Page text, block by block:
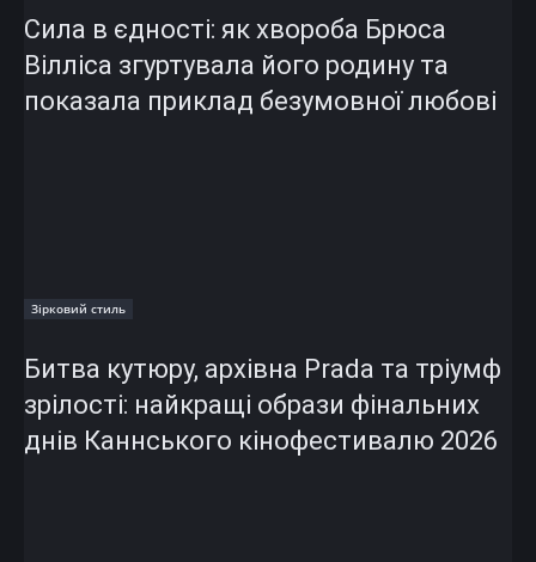
Сила в єдності: як хвороба Брюса
Вілліса згуртувала його родину та
показала приклад безумовної любові
Зірковий стиль
Битва кутюру, архівна Prada та тріумф
зрілості: найкращі образи фінальних
днів Каннського кінофестивалю 2026